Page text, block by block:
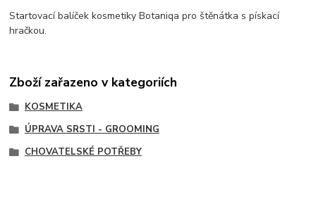
Startovací balíček kosmetiky Botaniqa pro štěnátka s pískací
hračkou.
Zboží zařazeno v kategoriích
KOSMETIKA
ÚPRAVA SRSTI - GROOMING
CHOVATELSKÉ POTŘEBY